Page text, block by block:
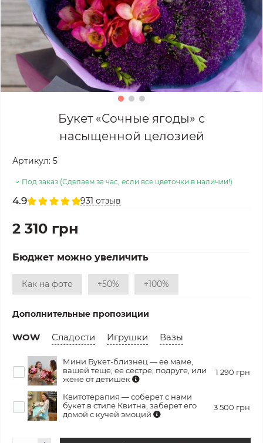
Букет «Сочные ягоды» с
насыщенной целозией
Артикул: 5
Под заказ (Сделаем за час, если все цветочки в наличии!)
4.9 931 отзыв
2 310 грн
Бюджет можно увеличить
Как на фото +50% +100%
Дополнительные пропозиции
WOW Сладости Игрушки Вазы
Мини Букет-близнец — ее маме,
вашей теще, ее сестре, подруге, или
жене от детишек
1 290 грн
Квитотерапия — соберет с нами
букет в стиле Квитна, заберет его
домой с кучей эмоций
3 500 грн